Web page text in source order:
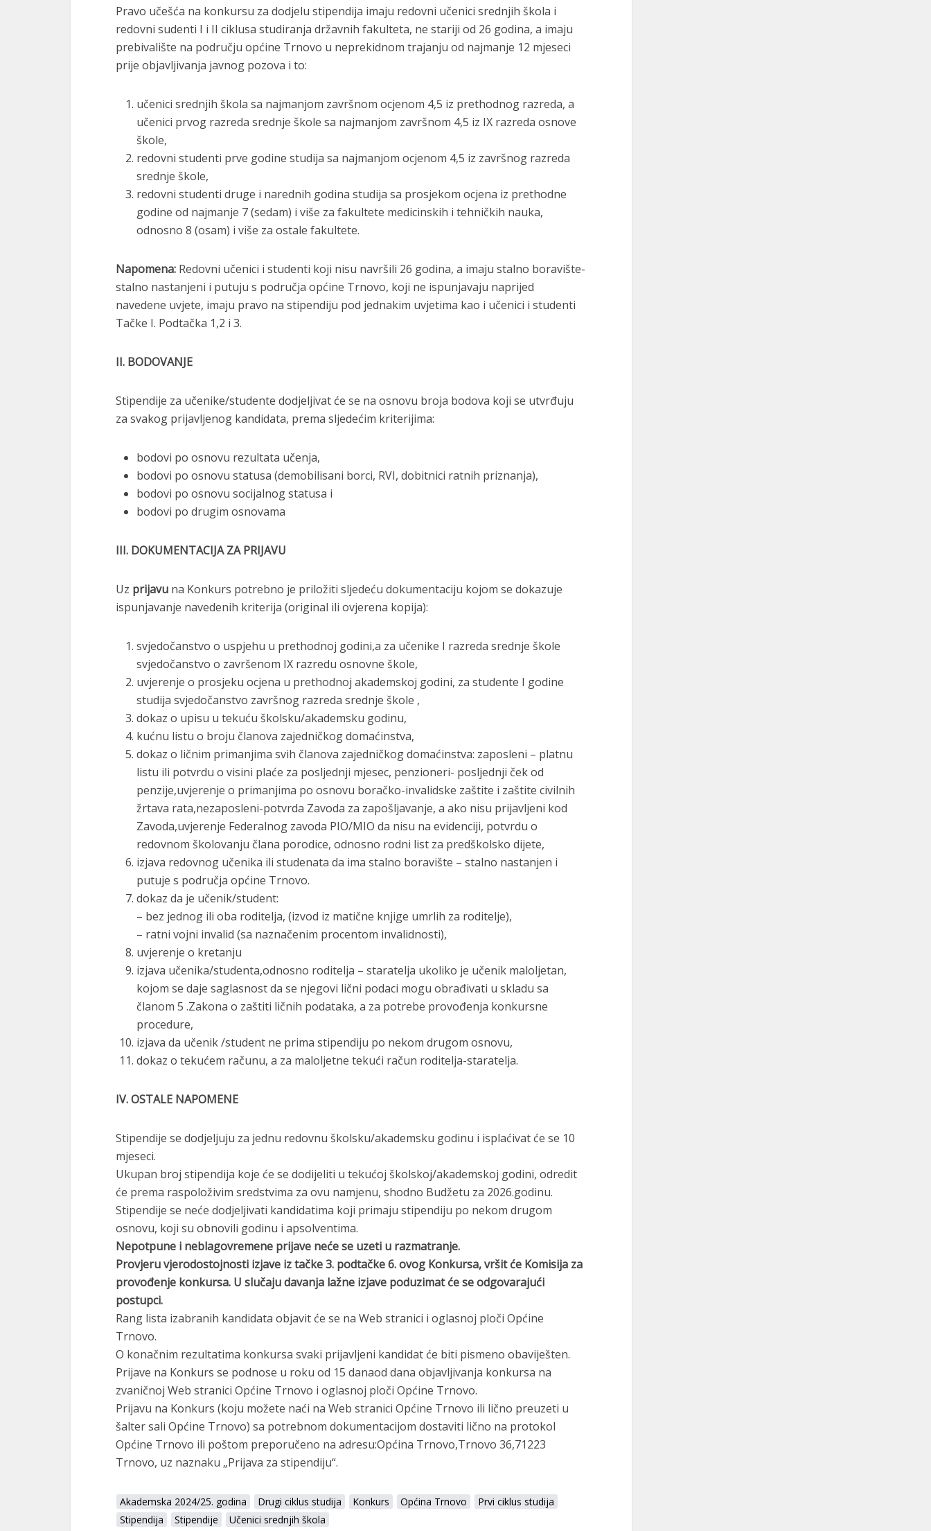
Pravo učešća na konkursu za dodjelu stipendija imaju redovni učenici srednjih škola i
redovni sudenti I i II ciklusa studiranja državnih fakulteta, ne stariji od 26 godina, a imaju
prebivalište na području općine Trnovo u neprekidnom trajanju od najmanje 12 mjeseci
prije objavljivanja javnog pozova i to:
učenici srednjih škola sa najmanjom završnom ocjenom 4,5 iz prethodnog razreda, a
učenici prvog razreda srednje škole sa najmanjom završnom 4,5 iz IX razreda osnove
škole,
redovni studenti prve godine studija sa najmanjom ocjenom 4,5 iz završnog razreda
srednje škole,
redovni studenti druge i narednih godina studija sa prosjekom ocjena iz prethodne
godine od najmanje 7 (sedam) i više za fakultete medicinskih i tehničkih nauka,
odnosno 8 (osam) i više za ostale fakultete.
Napomena: Redovni učenici i studenti koji nisu navršili 26 godina, a imaju stalno boravište-
stalno nastanjeni i putuju s područja općine Trnovo, koji ne ispunjavaju naprijed
navedene uvjete, imaju pravo na stipendiju pod jednakim uvjetima kao i učenici i studenti
Tačke I. Podtačka 1,2 i 3.
II. BODOVANJE
Stipendije za učenike/studente dodjeljivat će se na osnovu broja bodova koji se utvrđuju
za svakog prijavljenog kandidata, prema sljedećim kriterijima:
bodovi po osnovu rezultata učenja,
bodovi po osnovu statusa (demobilisani borci, RVI, dobitnici ratnih priznanja),
bodovi po osnovu socijalnog statusa i
bodovi po drugim osnovama
III. DOKUMENTACIJA ZA PRIJAVU
Uz prijavu na Konkurs potrebno je priložiti sljedeću dokumentaciju kojom se dokazuje
ispunjavanje navedenih kriterija (original ili ovjerena kopija):
svjedočanstvo o uspjehu u prethodnoj godini,a za učenike I razreda srednje škole
svjedočanstvo o završenom IX razredu osnovne škole,
uvjerenje o prosjeku ocjena u prethodnoj akademskoj godini, za studente I godine
studija svjedočanstvo završnog razreda srednje škole ,
dokaz o upisu u tekuću školsku/akademsku godinu,
kućnu listu o broju članova zajedničkog domaćinstva,
dokaz o ličnim primanjima svih članova zajedničkog domaćinstva: zaposleni – platnu
listu ili potvrdu o visini plaće za posljednji mjesec, penzioneri- posljednji ček od
penzije,uvjerenje o primanjima po osnovu boračko-invalidske zaštite i zaštite civilnih
žrtava rata,nezaposleni-potvrda Zavoda za zapošljavanje, a ako nisu prijavljeni kod
Zavoda,uvjerenje Federalnog zavoda PIO/MIO da nisu na evidenciji, potvrdu o
redovnom školovanju člana porodice, odnosno rodni list za predškolsko dijete,
izjava redovnog učenika ili studenata da ima stalno boravište – stalno nastanjen i
putuje s područja općine Trnovo.
dokaz da je učenik/student:
– bez jednog ili oba roditelja, (izvod iz matične knjige umrlih za roditelje),
– ratni vojni invalid (sa naznačenim procentom invalidnosti),
uvjerenje o kretanju
izjava učenika/studenta,odnosno roditelja – staratelja ukoliko je učenik maloljetan,
kojom se daje saglasnost da se njegovi lični podaci mogu obrađivati u skladu sa
članom 5 .Zakona o zaštiti ličnih podataka, a za potrebe provođenja konkursne
procedure,
izjava da učenik /student ne prima stipendiju po nekom drugom osnovu,
dokaz o tekućem računu, a za maloljetne tekući račun roditelja-staratelja.
IV. OSTALE NAPOMENE
Stipendije se dodjeljuju za jednu redovnu školsku/akademsku godinu i isplaćivat će se 10
mjeseci.
Ukupan broj stipendija koje će se dodijeliti u tekućoj školskoj/akademskoj godini, odredit
će prema raspoloživim sredstvima za ovu namjenu, shodno Budžetu za 2026.godinu.
Stipendije se neće dodjeljivati kandidatima koji primaju stipendiju po nekom drugom
osnovu, koji su obnovili godinu i apsolventima.
Nepotpune i neblagovremene prijave neće se uzeti u razmatranje.
Provjeru vjerodostojnosti izjave iz tačke 3. podtačke 6. ovog Konkursa, vršit će Komisija za
provođenje konkursa. U slučaju davanja lažne izjave poduzimat će se odgovarajući
postupci.
Rang lista izabranih kandidata objavit će se na Web stranici i oglasnoj ploči Općine
Trnovo.
O konačnim rezultatima konkursa svaki prijavljeni kandidat će biti pismeno obaviješten.
Prijave na Konkurs se podnose u roku od 15 danaod dana objavljivanja konkursa na
zvaničnoj Web stranici Općine Trnovo i oglasnoj ploči Općine Trnovo.
Prijavu na Konkurs (koju možete naći na Web stranici Općine Trnovo ili lično preuzeti u
šalter sali Općine Trnovo) sa potrebnom dokumentacijom dostaviti lično na protokol
Općine Trnovo ili poštom preporučeno na adresu:Općina Trnovo,Trnovo 36,71223
Trnovo, uz naznaku „Prijava za stipendiju“.
Akademska 2024/25. godina Drugi ciklus studija Konkurs Općina Trnovo
Prvi ciklus studija
Stipendija
Stipendije Učenici srednjih škola